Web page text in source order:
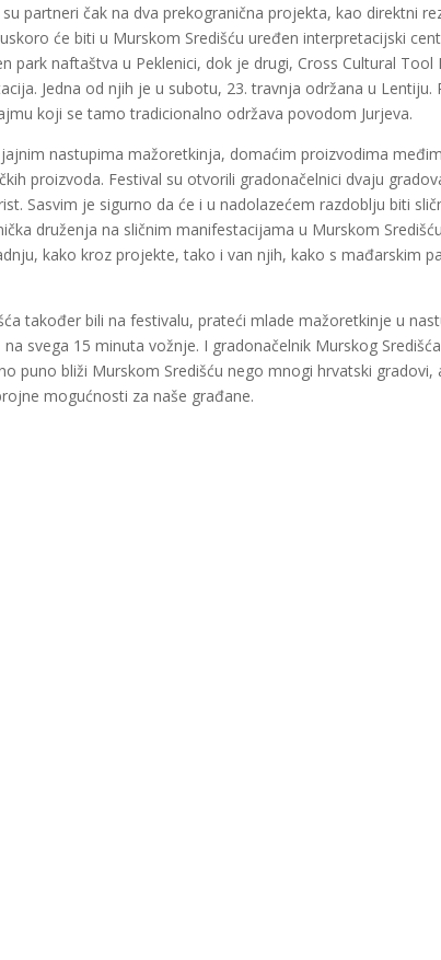
partneri čak na dva prekogranična projekta, kao direktni
će biti u Murskom Središću uređen interpretacijski
park naftaštva u Peklenici, dok je drugi, Cross Cultural Tool
Jedna od njih je u subotu, 23. travnja održana u Lentiju.
koji se tamo tradicionalno održava povodom Jurjeva.
nastupima mažoretkinja, domaćim proizvodima
proizvoda. Festival su otvorili gradonačelnici dvaju
Sasvim je sigurno da će i u nadolazećem razdoblju biti
druženja na sličnim manifestacijama u Murskom
kako kroz projekte, tako i van njih, kako s mađarskim
također bili na festivalu, prateći mlade mažoretkinje u
svega 15 minuta vožnje. I gradonačelnik Murskog
puno bliži Murskom Središću nego mnogi hrvatski gradovi,
mogućnosti za naše građane.